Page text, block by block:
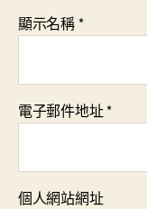
顯示名稱*
電子郵件地址*
個人網站網址